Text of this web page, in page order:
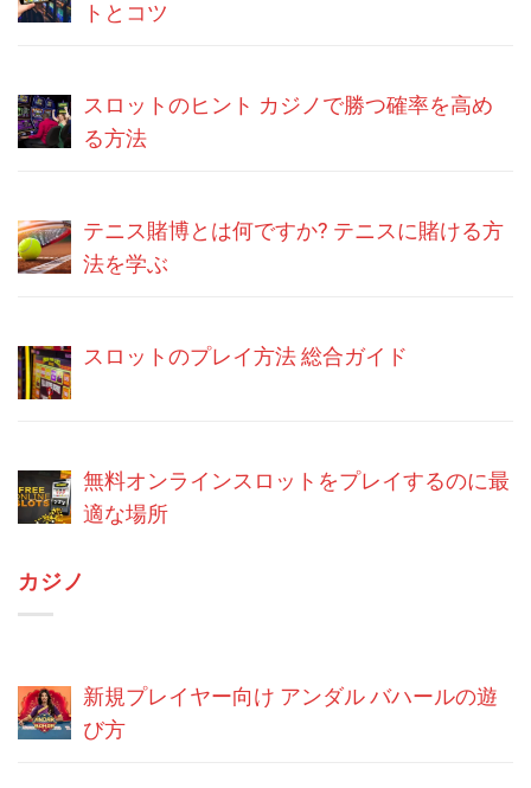
トとコツ
スロットのヒント カジノで勝つ確率を高め
る方法
テニス賭博とは何ですか? テニスに賭ける方
法を学ぶ
スロットのプレイ方法 総合ガイド
無料オンラインスロットをプレイするのに最
適な場所
カジノ
新規プレイヤー向け アンダル バハールの遊
び方